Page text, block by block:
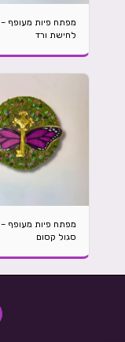
מפתח פיות מעופף –
לחישת ורד
מפתח פיות מעופף –
סגול קסום